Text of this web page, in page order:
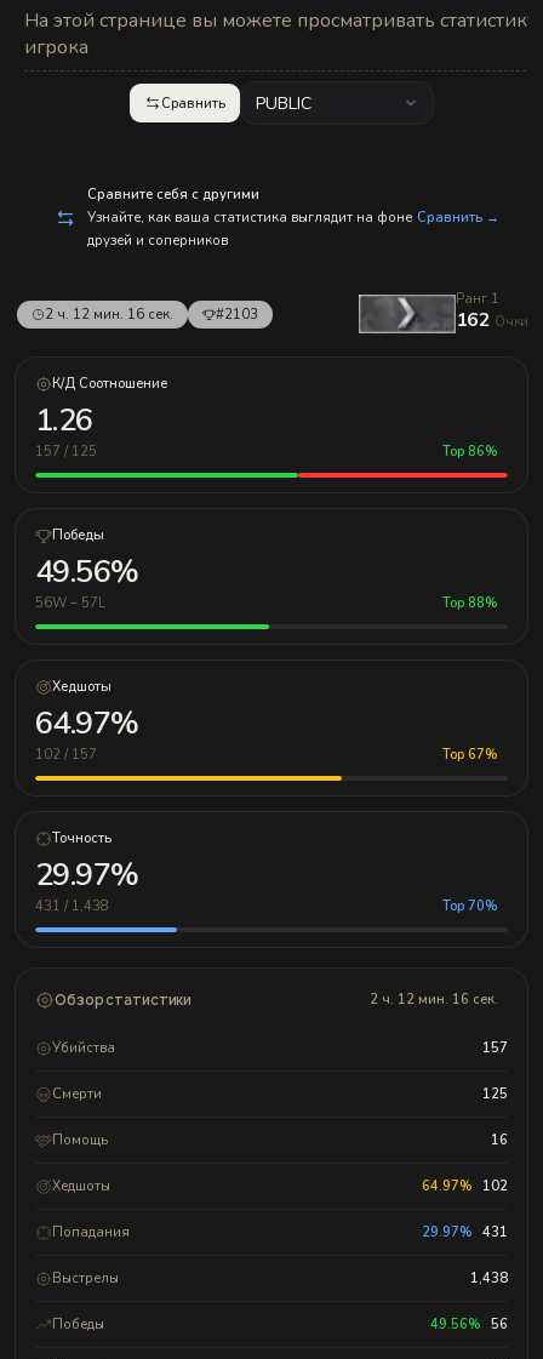
На этой странице вы можете просматривать статистику
игрока
Сравнить PUBLIC
Сравните себя с другими
Узнайте, как ваша статистика выглядит на фоне
друзей и соперников
Сравнить →
2 ч. 12 мин. 16 сек. #2103
Ранг 1
162 Очки
К/Д Соотношение
1.26
157 / 125 Top 86%
Победы
49.56%
56W – 57L Top 88%
Хедшоты
64.97%
102 / 157 Top 67%
Точность
29.97%
431 / 1,438 Top 70%
Обзор статистики 2 ч. 12 мин. 16 сек.
Убийства 157
Смерти 125
Помощь 16
Хедшоты 64.97% 102
Попадания 29.97% 431
Выстрелы 1,438
Победы 49.56% 56
п
р
а
в